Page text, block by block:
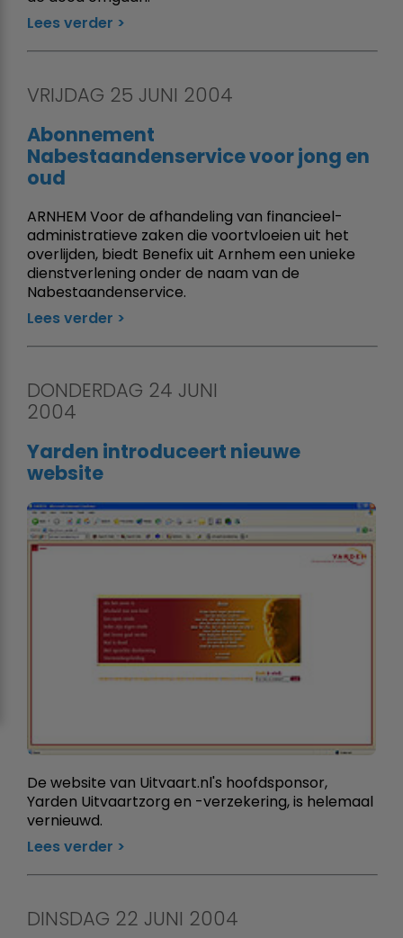
Lees verder
VRIJDAG 25 JUNI 2004
Abonnement
Nabestaandenservice voor jong en
oud
ARNHEM Voor de afhandeling van financieel-
administratieve zaken die voortvloeien uit het
overlijden, biedt Benefix uit Arnhem een unieke
dienstverlening onder de naam van de
Nabestaandenservice.
Lees verder
DONDERDAG 24 JUNI
2004
Yarden introduceert nieuwe
website
De website van Uitvaart.nl's hoofdsponsor,
Yarden Uitvaartzorg en -verzekering, is helemaal
vernieuwd.
Lees verder
DINSDAG 22 JUNI 2004